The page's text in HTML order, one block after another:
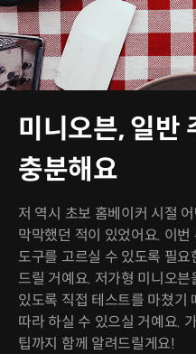
미니오븐, 일반
충분해요
저 역시 초보 홈베이커 시절
막막했던 적이 있었어요. 이
도구를 고르실 수 있도록 필
드릴 거예요. 저가형 미니오
있도록 직접 테스트를 마쳤기
따라 하실 수 있으실 거예요.
팁까지 함께 알려드릴게요!